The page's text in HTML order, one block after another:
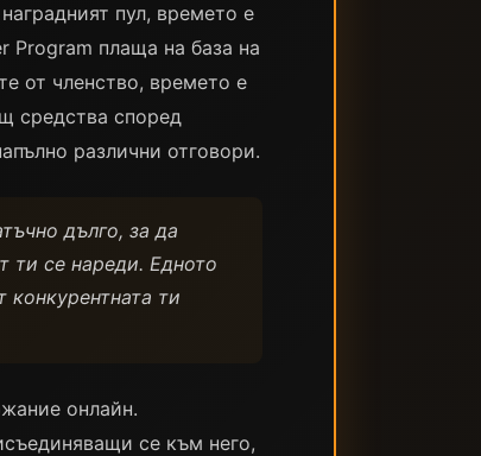
пул, времето е
Program плаща на база на
от членство, времето е
средства според
различни отговори.
дълго, за да
ти се нареди. Едното
ти
онлайн.
се към него,